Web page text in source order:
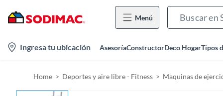
Menú
Ingresa tu ubicación AsesoríaConstructorDeco HogarTipos
Home Deportes y aire libre - Fitness Maquinas de